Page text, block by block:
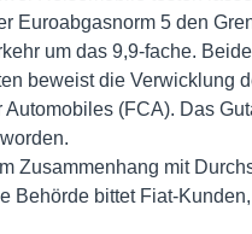
Euroabgasnorm 5 den
um das 9,9-fache.
beweist die Verwicklung
(FCA). Das
Zusammenhang mit
Behörde bittet Fiat-